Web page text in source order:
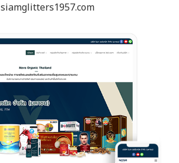
siamglitters1957.com